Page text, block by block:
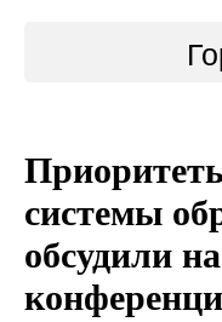
системы
обсудили